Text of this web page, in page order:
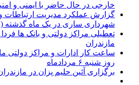
خارجی در حال حاضر با ایمنی و
گزارش عملکرد مدیریت ارتباطات و
شهرداری ساری در یک ماه گذشته (
مازندران
روز شنبه ۶ مردادماه
برگزاری آئین حلیم پزان در